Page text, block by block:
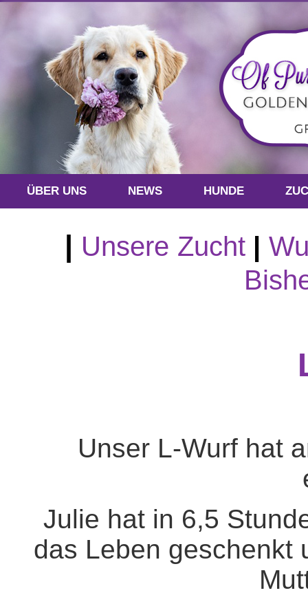
ÜBER UNS NEWS HUNDE
| Unsere Zucht|
Unser L-Wurf hat
Julie hat in 6,5
das Leben geschenkt